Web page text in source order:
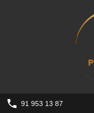
91 953 13 87